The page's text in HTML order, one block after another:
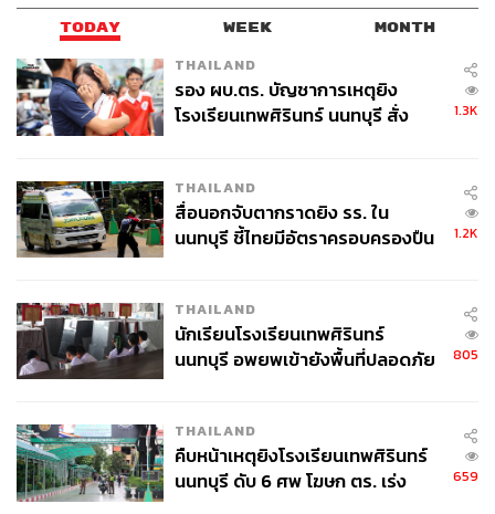
TODAY WEEK MONTH
THAILAND
รอง ผบ.ตร. บัญชาการเหตุยิง
โรงเรียนเทพศิรินทร์ นนทบุรี สั่ง
1.3K
THAILAND
สื่อนอกจับตากราดยิง รร. ใน
นนทบุรี ชี้ไทยมีอัตราครอบครองปืน
1.2K
THAILAND
นักเรียนโรงเรียนเทพศิรินทร์
นนทบุรี อพยพเข้ายังพื้นที่ปลอดภัย
805
THAILAND
คืบหน้าเหตุยิงโรงเรียนเทพศิรินทร์
นนทบุรี ดับ 6 ศพ โฆษก ตร. เร่ง
659